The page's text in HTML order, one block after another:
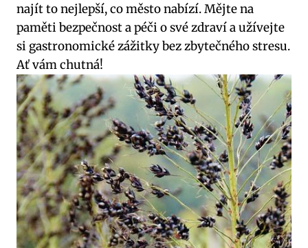
najít to nejlepší, co město nabízí. Mějte na
paměti bezpečnost a péči o své zdraví a užívejte
si gastronomické zážitky bez zbytečného stresu.
Ať vám chutná!